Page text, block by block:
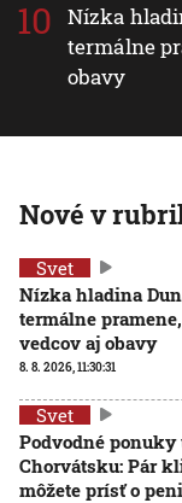
Nízka
termálne
obavy
Nové v
Svet
Nízka hladina
termálne
vedcov aj obavy
8. 8. 2026, 11:30:31
Svet
Podvodné
Chorvátsku: Pár
môžete prísť o